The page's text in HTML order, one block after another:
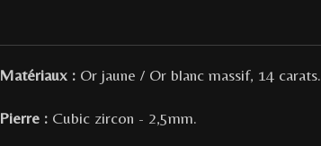
Matériaux : Or jaune / Or blanc massif, 14 carats.
Pierre : Cubic zircon - 2,5mm.